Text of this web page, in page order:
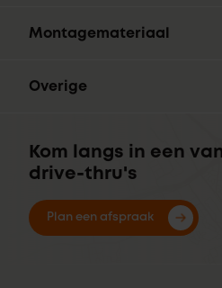
Montagemateriaal
Overige
Kom langs in een
drive-thru's
Plan een afspraak